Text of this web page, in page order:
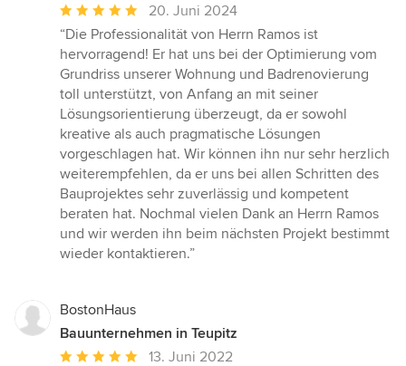
Durchschnittliche
Bewertung:
5
von
5
Sternen
20. Juni 2024
“Die Professionalität von Herrn Ramos ist
hervorragend! Er hat uns bei der Optimierung vom
Grundriss unserer Wohnung und Badrenovierung
toll unterstützt, von Anfang an mit seiner
Lösungsorientierung überzeugt, da er sowohl
kreative als auch pragmatische Lösungen
vorgeschlagen hat. Wir können ihn nur sehr herzlich
weiterempfehlen, da er uns bei allen Schritten des
Bauprojektes sehr zuverlässig und kompetent
beraten hat. Nochmal vielen Dank an Herrn Ramos
und wir werden ihn beim nächsten Projekt bestimmt
wieder kontaktieren.”
BostonHaus
Bauunternehmen in Teupitz
Durchschnittliche13. Juni 2022